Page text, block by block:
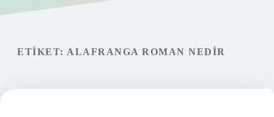
Gizlilik Politikası
ETIKET: ALAFRANGA ROMAN NEDIR